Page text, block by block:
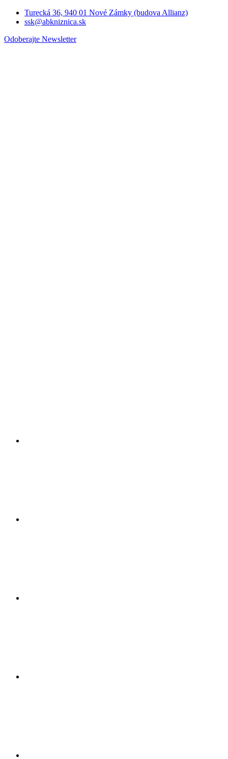
Turecká 36, 940 01 Nové Zámky (budova Allianz)
ssk@abkniznica.sk
Odoberajte Newsletter